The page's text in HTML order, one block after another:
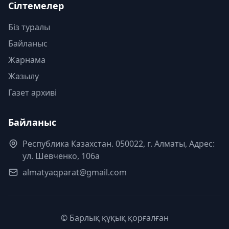
Сілтемелер
Біз туралы
Байланыс
Жарнама
Жазылу
Газет архиві
Байланыс
Республика Казахстан. 050022, г. Алматы, Адрес:
ул. Шевченко, 106а
almatyaqparat@gmail.com
© Барлық құқық қорғалған